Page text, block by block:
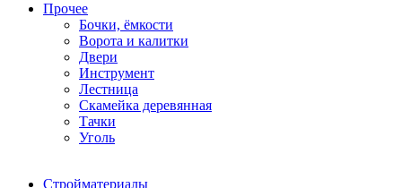
Прочее
Бочки, ёмкости
Ворота и калитки
Двери
Инструмент
Лестница
Скамейка деревянная
Тачки
Уголь
Стройматериалы